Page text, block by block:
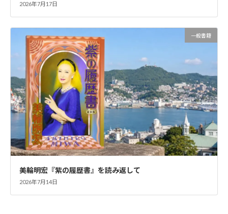
2026年7月17日
一般書籍
美輪明宏『紫の履歴書』を読み返して
2026年7月14日